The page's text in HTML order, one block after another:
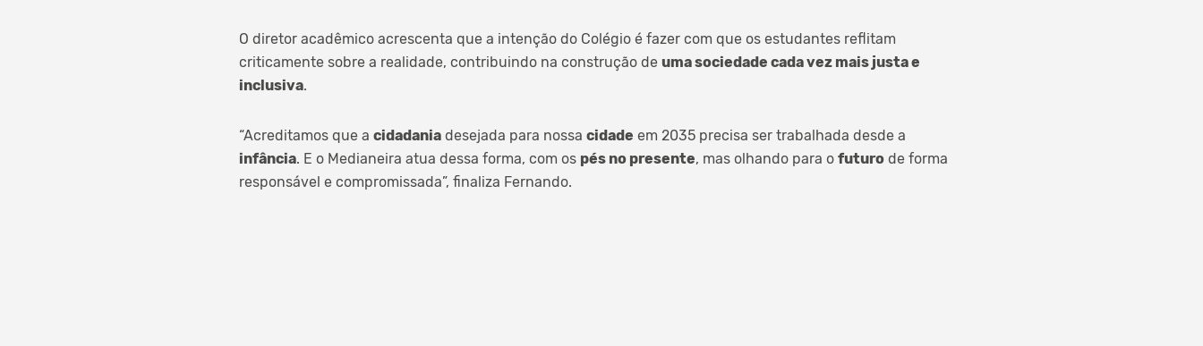
O diretor acadêmico acrescenta que a intenção do Colégio é fazer com que os estudantes reflitam
criticamente sobre a realidade, contribuindo na construção de uma sociedade cada vez mais justa e
inclusiva.
“Acreditamos que a cidadania desejada para nossa cidade em 2035 precisa ser trabalhada desde a
infância. E o Medianeira atua dessa forma, com os pés no presente, mas olhando para o futuro de forma
responsável e compromissada”, finaliza Fernando.